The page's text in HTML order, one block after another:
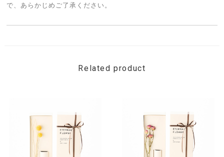
で、あらかじめご了承ください。
Related product